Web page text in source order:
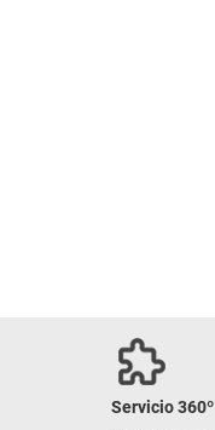
Servicio 360º